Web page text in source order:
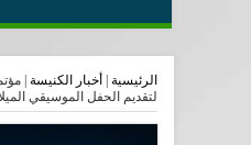
الرئيسية أخبار الكنيسة |
لتقديم الحفل الموسيقي